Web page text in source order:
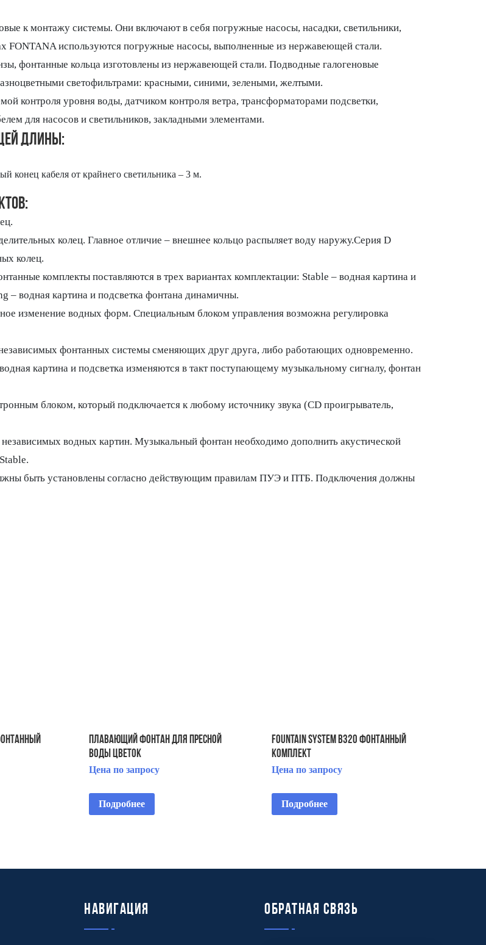
к монтажу системы. Они включают в себя погружные насосы, насадки, светильники,
FONTANA используются погружные насосы, выполненные из нержавеющей стали.
фонтанные кольца изготовлены из нержавеющей стали. Подводные галогеновые
светофильтрами: красными, синими, зелеными, желтыми.
контроля уровня воды, датчиком контроля ветра, трансформаторами подсветки,
для насосов и светильников, закладными элементами.
длины:
конец кабеля от крайнего светильника – 3 м.
колец. Главное отличие – внешнее кольцо распыляет воду наружу.Серия D
колец.
комплекты поставляются в трех вариантах комплектации: Stable – водная картина и
– водная картина и подсветка фонтана динамичны.
изменение водных форм. Специальным блоком управления возможна регулировка
фонтанных системы сменяющих друг друга, либо работающих одновременно.
картина и подсветка изменяются в такт поступающему музыкальному сигналу, фонтан
блоком, который подключается к любому источнику звука (CD проигрыватель,
водных картин. Музыкальный фонтан необходимо дополнить акустической
быть установлены согласно действующим правилам ПУЭ и ПТБ. Подключения должны
Плавающий фонтан для пресной
воды Цветок
Цена по запросу
Подробнее
FOUNTAIN SYSTEM B320 ФОНТАННЫЙ
КОМПЛЕКТ
Цена по запросу
Подробнее
Навигация Обратная связь